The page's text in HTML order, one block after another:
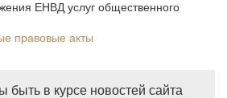
ЕНВД услуг общественного
правовые акты
быть в курсе новостей сайта